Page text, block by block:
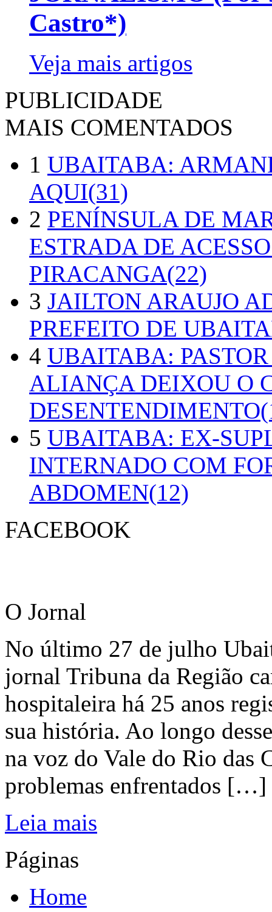
Castro*)
Veja mais artigos
PUBLICIDADE
MAIS COMENTADOS
1 UBAITABA:
AQUI(31)
2 PENÍNSULA DE
ESTRADA DE
PIRACANGA(22)
3 JAILTON ARAUJO
PREFEITO DE
4 UBAITABA:
ALIANÇA DEIXOU O
5 UBAITABA: EX-
INTERNADO COM
ABDOMEN(12)
FACEBOOK
O Jornal
No último 27 de julho
jornal Tribuna da Região
hospitaleira há 25 anos
sua história. Ao longo
na voz do Vale do Rio das
problemas enfrentados […]
Leia mais
Páginas
Home